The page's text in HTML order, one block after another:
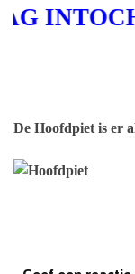
De Hoofdpiet is er